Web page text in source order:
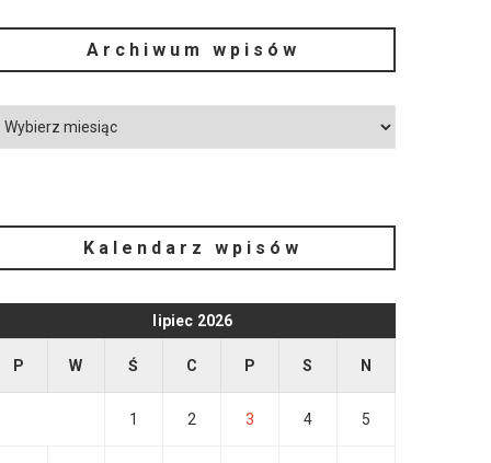
Archiwum wpisów
Kalendarz wpisów
lipiec 2026
P W Ś C P S N
1 2 3 4 5